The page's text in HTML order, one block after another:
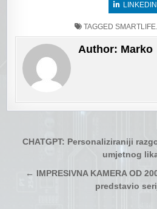
LINKEDIN
TAGGED
Author: Marko
Post
CHATGPT: Personaliziraniji
umjetnog
←
IMPRESIVNA KAMERA OD
predstavio